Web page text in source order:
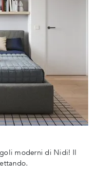
moderni di Nidi! Il